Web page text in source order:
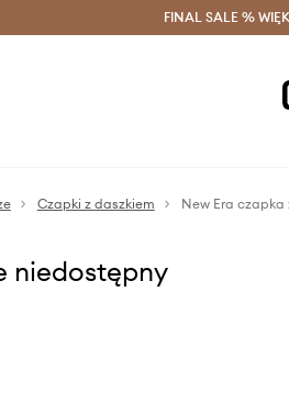
Oszczędzaj z Answear Club >
FINAL SALE %
Czapki z daszkiem New Era czapka
niedostępny